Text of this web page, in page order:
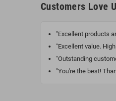
Customers Love
"Excellent products
"Excellent value.
"Outstanding
"You're the best!